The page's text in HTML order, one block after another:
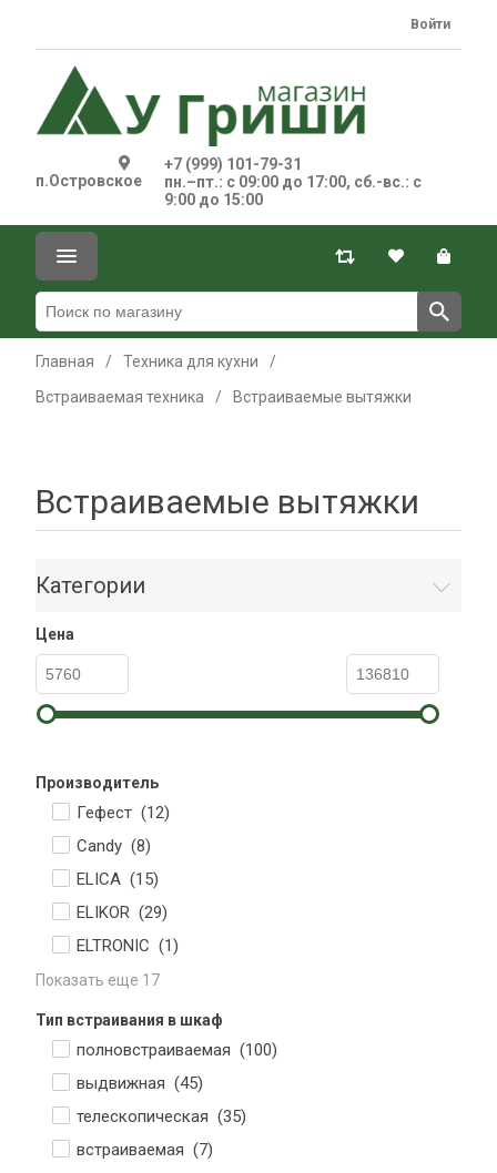
п.Островское
+7 (999) 101-79-31
пн.–пт.: с 09:00 до 17:00, сб.-вс.: с
9:00 до 15:00
Войти
Главная / Техника для кухни
/
Встраиваемая техника
/ Встраиваемые вытяжки
Встраиваемые вытяжки
Категории
Цена
Производитель
Гефест (12)
Candy (8)
ELICA (15)
ELIKOR (29)
ELTRONIC (1)
Показать еще 17
Тип встраивания в шкаф
полновстраиваемая (100)
выдвижная (45)
телескопическая (35)
встраиваемая (7)